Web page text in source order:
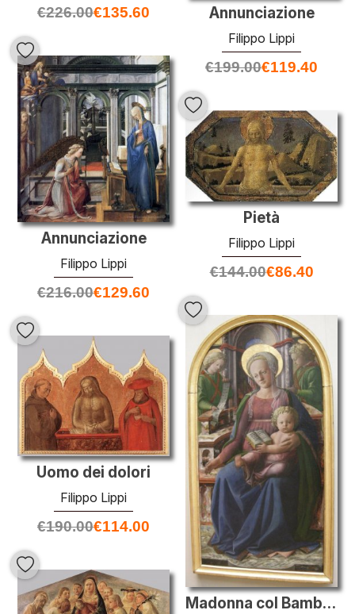
€226.00€135.60 Annunciazione
Filippo Lippi
€199.00€119.40
Annunciazione
Filippo Lippi
€216.00€129.60
Pietà
Filippo Lippi
€144.00€86.40
Madonna col Bambino in trono e due angeli
Uomo dei dolori
Filippo Lippi
€190.00€114.00